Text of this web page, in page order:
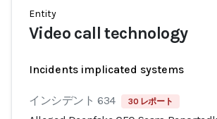
Entity
Video call technology
Incidents implicated systems
インシデント 634 30 レポート